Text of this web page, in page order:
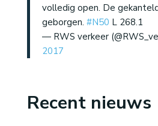
volledig open. De
geborgen. #N50 L 268.1
— RWS verkeer
2017
Recent nieuws